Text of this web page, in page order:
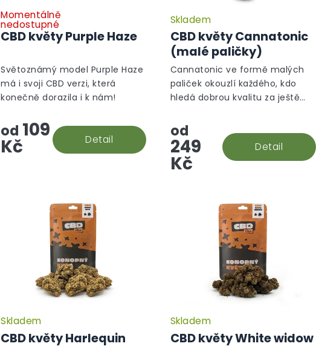
CBD květy Purple Haze
Momentálně
nedostupné
od 109
Kč Detail
Světoznámý model Purple Haze
má i svoji CBD verzi, která
konečně dorazila i k nám!
CBD květy Cannatonic
(malé paličky)
Skladem
od
249
Kč
Detail
Cannatonic ve formě malých
paliček okouzlí každého, kdo
hledá dobrou kvalitu za ještě
CBD květy Harlequin
Průměrné
hodnocení
produktu
Skladem
CBD květy White widow
Skladem